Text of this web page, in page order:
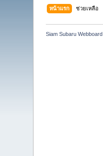
หน้าแรก ช่วยเหลือ
Siam Subaru Webboard